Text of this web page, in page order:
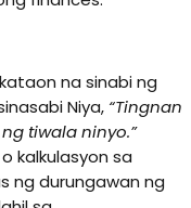
na sinabi ng
Niya, “Tingnan
tiwala ninyo.”
kalkulasyon sa
ng durungawan ng